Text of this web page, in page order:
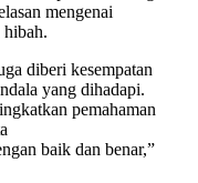
mengenai
hibah.
diberi kesempatan
yang dihadapi.
pemahaman
baik dan benar,”